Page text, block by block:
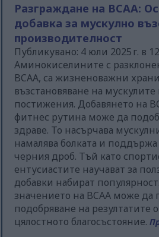
Разграждане на BCAA:
добавка за мускулно
производителност
Публикувано: 4 юли 2025 г. в
Аминокиселините с
BCAA, са жизненоважни
възстановяване на
постижения. Добавянето на
фитнес рутина може да
здраве. То насърчава
намалява болката и
черния дроб. Тъй като
ентусиастите научават за
добавки набират
значението на BCAA може да
подобряване на резултатите
цялостното благосъстояние.